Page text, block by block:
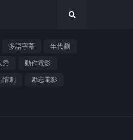
多語字幕 年代劇
秀 動作電影
情劇 勵志電影